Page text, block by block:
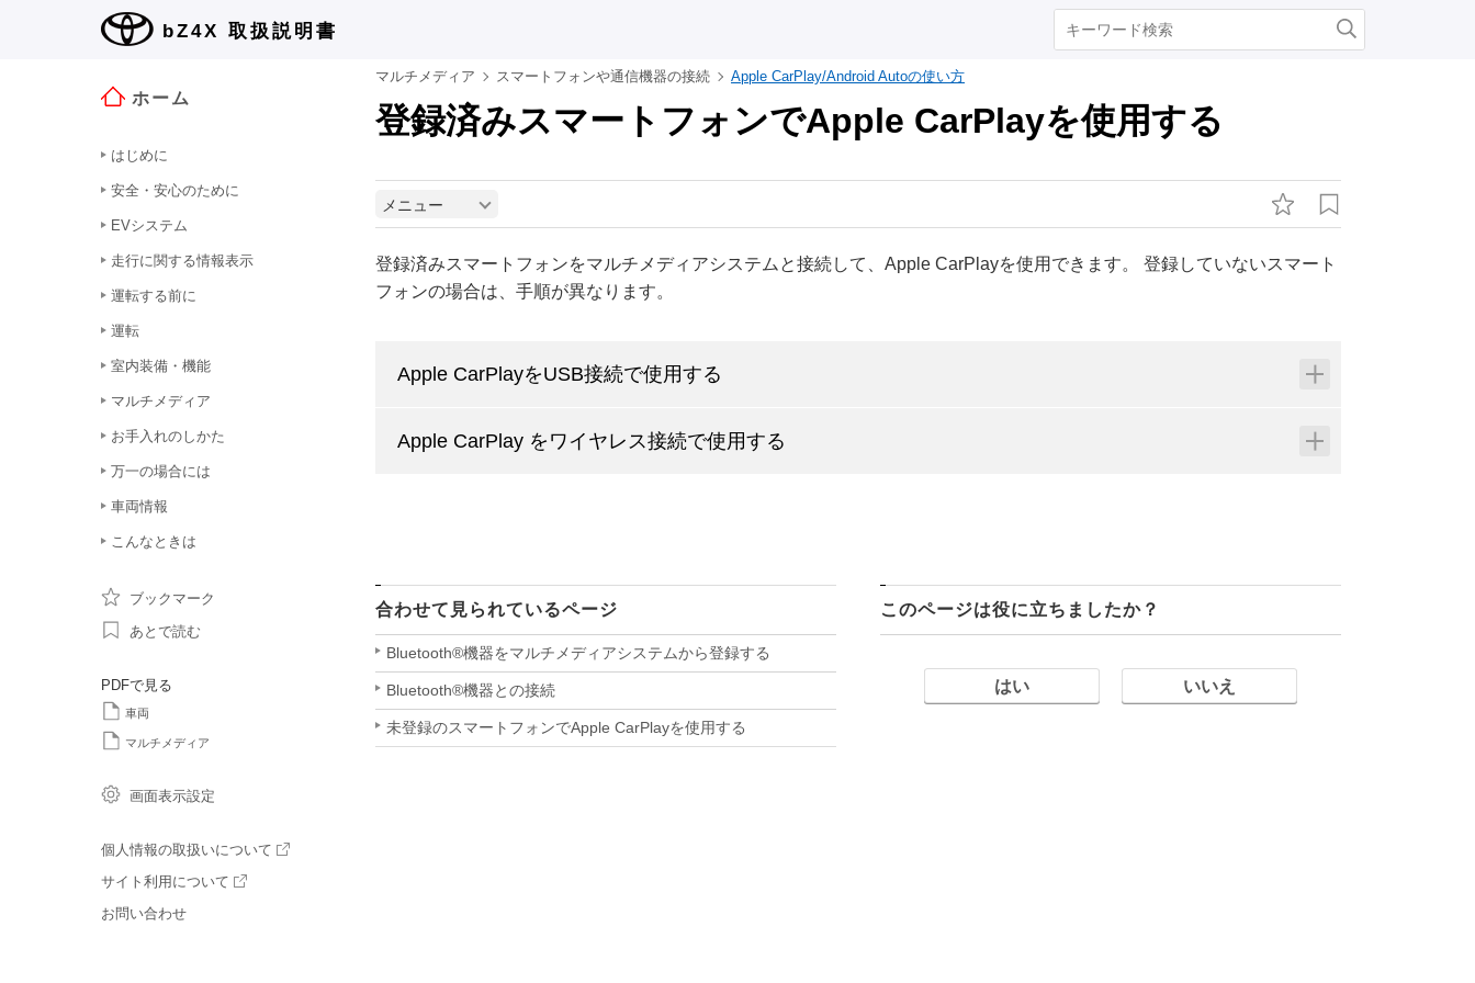
bZ4X 取扱説明書
ホーム
はじめに
安全・安心のために
EVシステム
走行に関する情報表示
運転する前に
運転
室内装備・機能
マルチメディア
お手入れのしかた
万一の場合には
車両情報
こんなときは
ブックマーク
あとで読む
PDFで見る
車両
マルチメディア
画面表示設定
個人情報の取扱いについて
サイト利用について
お問い合わせ
マルチメディア スマートフォンや通信機器の接続 Apple CarPlay/Android Autoの使い方
登録済みスマートフォンでApple CarPlayを使用する
メニュー
登録済みスマートフォンをマルチメディアシステムと接続して、Apple CarPlayを使用できます。 登録していないスマート
フォンの場合は、手順が異なります。
Apple CarPlayをUSB接続で使用する
Apple CarPlay をワイヤレス接続で使用する
合わせて見られているページ
Bluetooth®機器をマルチメディアシステムから登録する
Bluetooth®機器との接続
未登録のスマートフォンでApple CarPlayを使用する
このページは役に立ちましたか？
はい いいえ